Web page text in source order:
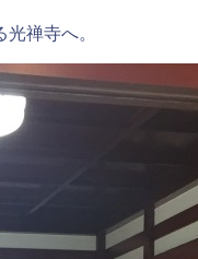
禅寺へ。